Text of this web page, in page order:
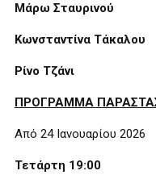
Μάρω Σταυρινού
Κωνσταντίνα Τάκαλου
Ρίνο Τζάνι
ΠΡΟΓΡΑΜΜΑ
Από 24 Ιανουαρίου 2026
Τετάρτη 19:00